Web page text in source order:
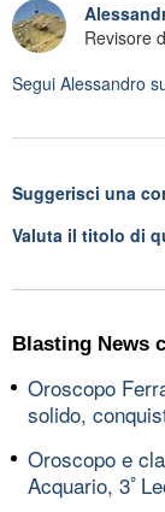
Revisore
Segui Alessandro
Suggerisci una
Valuta il titolo di
Blasting News
Oroscopo
solido,
Oroscopo e
Acquario, 3ﾟ